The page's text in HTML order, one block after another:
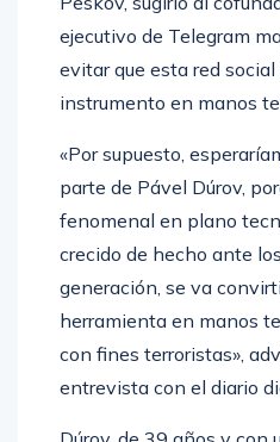
ejecutivo de Telegram
evitar que esta red
instrumento en manos
«Por supuesto,
parte de Pável Dúrov,
fenomenal en plano
crecido de hecho ante
generación, se va
herramienta en manos
con fines terroristas»,
entrevista con el diario